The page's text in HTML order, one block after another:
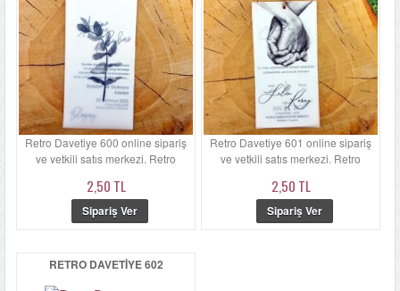
Retro Davetiye 600 online sipariş
ve yetkili satış merkezi. Retro
2,50 TL
Retro Davetiye 601 online sipariş
ve yetkili satış merkezi. Retro
2,50 TL
RETRO DAVETIYE 602